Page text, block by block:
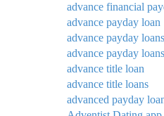
advance financial
advance payday loan
advance payday loans
advance payday
advance title loan
advance title loans
advanced payday